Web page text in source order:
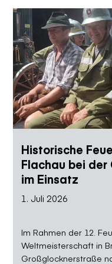
1. Juli 2026
Historische
Flachau bei der
im Einsatz
Im Rahmen der 12.
Weltmeisterschaft in
Großglocknerstraße